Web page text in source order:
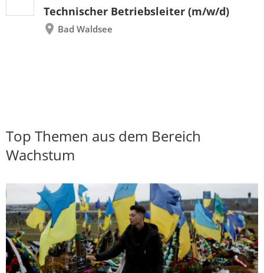
Technischer Betriebsleiter (m/w/d)
Bad Waldsee
Top Themen aus dem Bereich
Wachstum